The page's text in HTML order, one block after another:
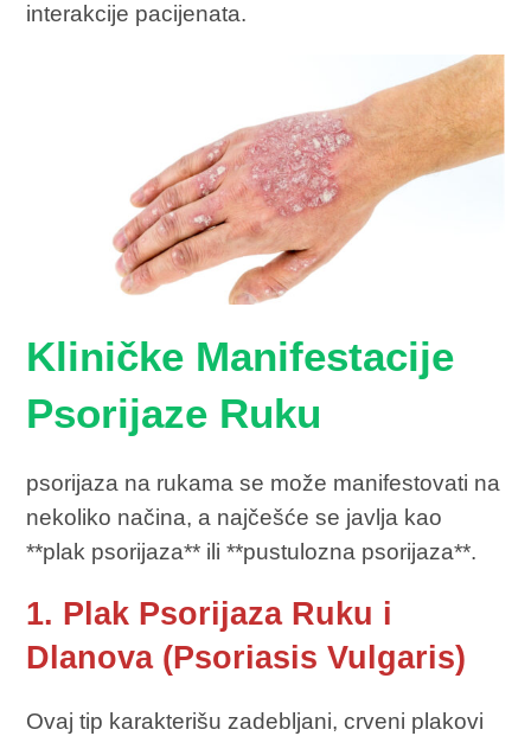
interakcije pacijenata.
Kliničke Manifestacije
Psorijaze Ruku
psorijaza na rukama se može manifestovati na
nekoliko načina, a najčešće se javlja kao
**plak psorijaza** ili **pustulozna psorijaza**.
1. Plak Psorijaza Ruku i
Dlanova (Psoriasis Vulgaris)
Ovaj tip karakterišu zadebljani, crveni plakovi